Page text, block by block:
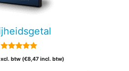
5.00
van 5
btw (€8,47incl. btw)